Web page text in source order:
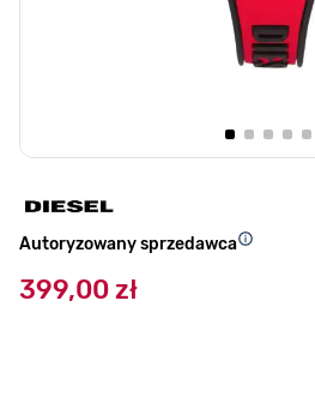
Autoryzowany sprzedawca
399,00 zł